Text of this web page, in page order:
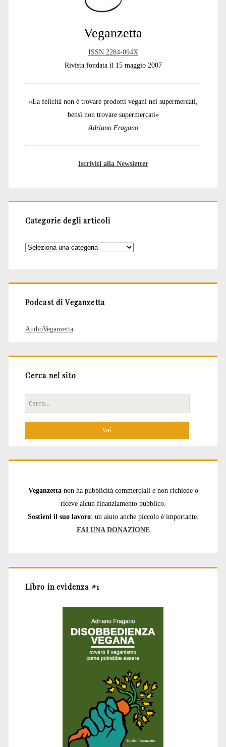
Veganzetta
ISSN 2284-094X
Rivista fondata il 15 maggio 2007
«La felicità non è trovare prodotti vegani nei supermercati,
bensì non trovare supermercati»
Adriano Fragano
Iscriviti alla Newsletter
Categorie degli articoli
Categorie
Podcast di Veganzetta
AudioVeganzetta
Cerca nel sito
Cerca
per:
Veganzetta non ha pubblicità commerciali e non richiede o
riceve alcun finanziamento pubblico.
Sostieni il suo lavoro: un aiuto anche piccolo è importante.
FAI UNA DONAZIONE
Libro in evidenza #1